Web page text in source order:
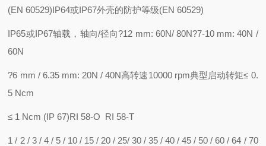
(EN 60529)IP64或IP67外壳的防护等级(EN 60529)
IP65或IP67轴载，轴向/径向?12 mm: 60N/ 80N?7-10 mm: 40N /
60N
?6 mm / 6.35 mm: 20N / 40N高转速10000 rpm典型启动转矩≤ 0.
5 Ncm
≤ 1 Ncm (IP 67)RI 58-O RI 58-T
1 / 2 / 3 / 4 / 5 / 10 / 15 / 20 / 25/ 30 / 35 / 40 / 45 / 50 / 60 / 64 / 70